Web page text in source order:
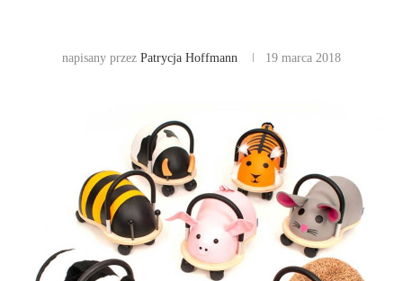
napisany przez Patrycja Hoffmann 19 marca 2018